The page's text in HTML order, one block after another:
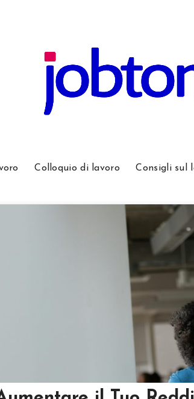
Colloquio di lavoro Consigli sul